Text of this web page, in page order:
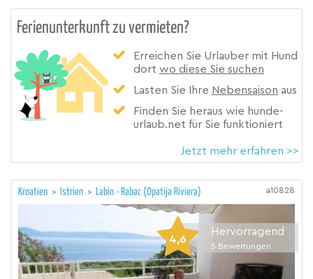
Ferienunterkunft zu vermieten?
Erreichen Sie Urlauber mit Hund
dort wo diese Sie suchen
Lasten Sie Ihre Nebensaison aus
Finden Sie heraus wie hunde-
urlaub.net für Sie funktioniert
Jetzt mehr erfahren >>
Kroatien > Istrien > Labin - Rabac (Opatija Riviera) a10828
4,6
Hervorragend
5 Bewertungen